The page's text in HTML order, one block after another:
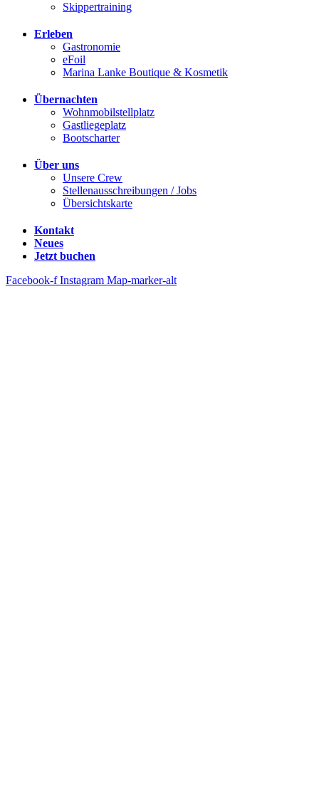
Skippertraining
Erleben
Gastronomie
eFoil
Marina Lanke Boutique & Kosmetik
Übernachten
Wohnmobilstellplatz
Gastliegeplatz
Bootscharter
Über uns
Unsere Crew
Stellenausschreibungen / Jobs
Übersichtskarte
Kontakt
Neues
Jetzt buchen
Facebook-f Instagram Map-marker-alt